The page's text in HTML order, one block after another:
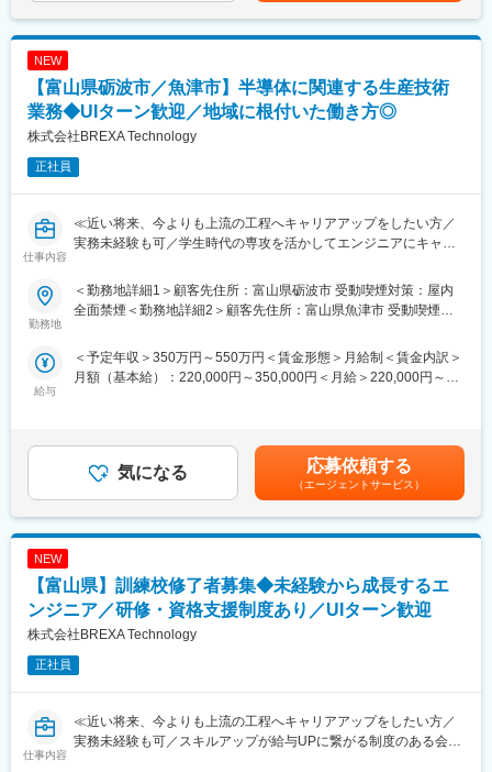
況となっています。
また過度な残業は発生の場合は、案件担当の営業から法人顧客に
■スキルUPで給与もUP：
スキルを上げてより難易度の高いプロジェクトへ配属をされる事
で給与も上がる仕組みを取っています。
定性的な評価のみではなく、スキルを磨くことが給与UPに繋がる
エンジニアにとっては非常分かり易い制度です。
変更の範囲：会社の定める業務
・安定性試験における経時変化の評価
・試験法バリデーションおよび機器のメンテナンス
・HPLC装置の定期点検・トラブル対応
・試験記録の作成およびデータの管理
・試験結果の記録・報告書作成（GMP準拠）
実務経験が無くても大学時代に研究室に所属をしていた等も大歓
迎です。実務経験を活かすことも学んだ内容を活かすことも出来
ます。
■使用ツール：
HPLC
＜お取引社数3,900社＞
同業他社と比較をしても圧倒的なお取引社数を誇る当社。
仕事があります。
＜キャリアドック制度＞
ザーが社内に働きかける事で希望する仕事への挑戦を後押ししま
す。
エンジニアの遣り甲斐を大切にする当社だからこその取り組みで
す。
当社から配属の企業様については残業が多くなる企業様が少な
く、特別な取り組みをすることなく過度な残業が発生をしない状
況となっています。
また過度な残業は発生の場合は、案件担当の営業から法人顧客に
対して、残業改善の是正対応も行っています。
■スキルUPで給与もUP：
スキルを上げてより難易度の高いプロジェクトへ配属をされる事
で給与も上がる仕組みを取っています。
(月額)は固定手当を含めた表記です。
NEW
【富山県砺波市／魚津市】半導体に関連する生産技術
業務◆UIターン歓迎／地域に根付いた働き方◎
株式会社BREXA Technology
正社員
仕事内容
≪近い将来、今よりも上流の工程へキャリアアップをしたい方／
実務未経験も可／学生時代の専攻を活かしてエンジニアにキャリ
きたい方／様々なプロジェクトへの参加を通してエンジニアとし
ての経験の幅を広げたい方へ≫
半導体製品のメーカーにて生産技術業務をお任せ致します。
＜測定レシピ作成＞
◇測定条件の設定
対象ウェハの層（例：配線層、ゲート層など）
測定するパラメータ（膜厚、寸法、形状、位置など）
測定ポイント（ウェハ上の座標指定）
実際の装置にレシピをインポートし、テスト測定を実施
測定結果を確認し、必要に応じて条件を微調整
◇工程ごとのレシピ管理
製品ごと、ロットごとに異なるレシピを管理
品質保証部門やプロセスエンジニアとの連携
＜ウェハの検査データ照合確認＞
測定値が規格内かどうかをチェック
異常値やトレンドの変化を検出
勤務地
＜勤務地詳細1＞顧客先住所：富山県砺波市 受動喫煙対策：屋内
全面禁煙＜勤務地詳細2＞顧客先住所：富山県魚津市 受動喫煙対
ーク含む）
給与
＜予定年収＞350万円～550万円＜賃金形態＞月給制＜賃金内訳＞
月額（基本給）：220,000円～350,000円＜月給＞220,000円～
年目 年収440～460万円8年目 年収550～570万円20年目 年
収1000万円超※金額はあくまでも目安です。賃金はあくまでも目
安の金額であり、選考を通じて上下する可能性があります。月給
(月額)は固定手当を含めた表記です。
気になる 応募依頼する
（エージェントサービス）
NEW
【富山県】訓練校修了者募集◆未経験から成長するエ
ンジニア／研修・資格支援制度あり／UIターン歓迎
株式会社BREXA Technology
正社員
仕事内容
≪近い将来、今よりも上流の工程へキャリアアップをしたい方／
実務未経験も可／スキルアップが給与UPに繋がる制度のある会社